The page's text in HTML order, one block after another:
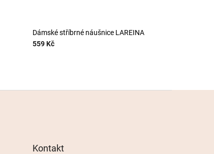
Dámské stříbrné náušnice LAREINA
559 Kč
Kontakt